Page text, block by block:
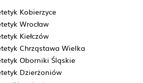
Kobierzyce
Wrocław
Kiełczów
Chrząstawa Wielka
Oborniki Śląskie
Dzierżoniów